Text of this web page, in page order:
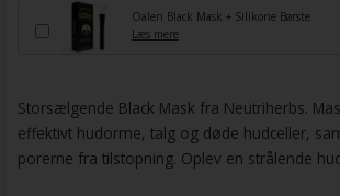
Oalen Black Mask + Silikone Børste
Læs mere
Storsælgende Black Mask fra Neutriherbs.
effektivt hudorme, talg og døde hudceller,
porerne fra tilstopning. Oplev en strålende